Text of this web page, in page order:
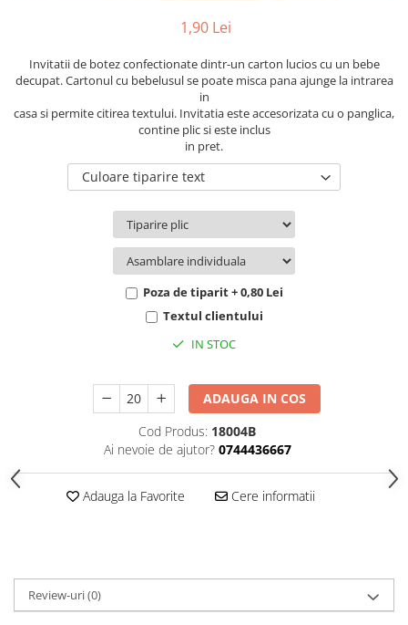
Cutii flori mixte
Cutii LUX
Aranjamente tematice
2020 Craciun si Anul Nou
Buchete extravagante
HOME & OFFICE Deco
1,90 Lei
Invitatii de botez confectionate dintr-un carton lucios cu un bebe
decupat. Cartonul cu bebelusul se poate misca pana ajunge la intrarea
in
casa si permite citirea textului. Invitatia este accesorizata cu o panglica,
contine plic si este inclus
in pret.
Culoare tiparire text
Poza de tiparit + 0,80 Lei
Textul clientului
IN STOC
ADAUGA IN COS
Cod Produs: 18004B
Ai nevoie de ajutor? 0744436667
Adauga la Favorite Cere informatii
Review-uri(0)